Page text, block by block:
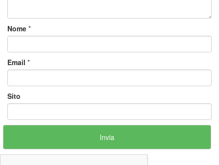
Nome *
Email *
Sito